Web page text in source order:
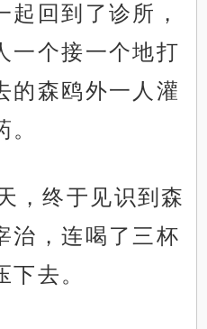
起回到了诊所，
一个接一个地打
的森鸥外一人灌
，终于见识到森
治，连喝了三杯
去。